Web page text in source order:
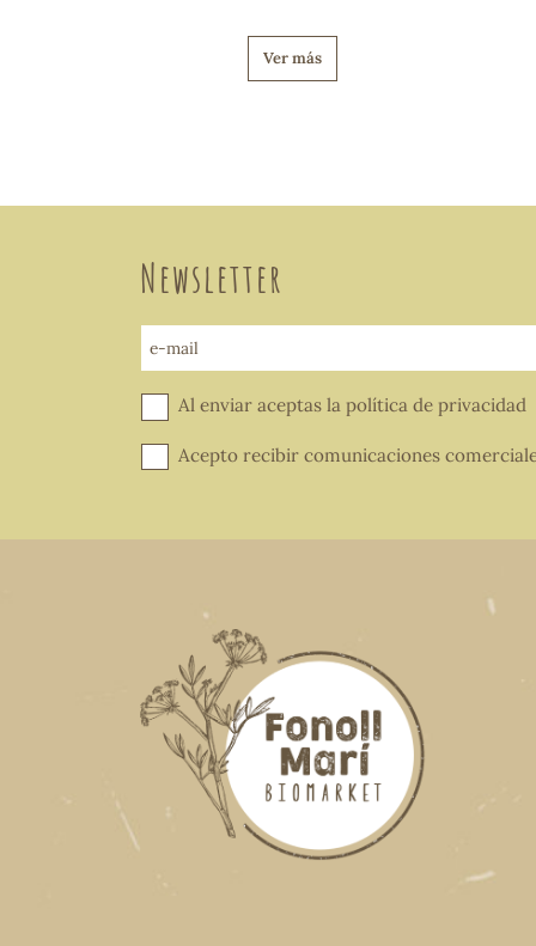
Ver más
Newsletter
e-mail
Al enviar aceptas la política de privacidad
Acepto recibir comunicaciones